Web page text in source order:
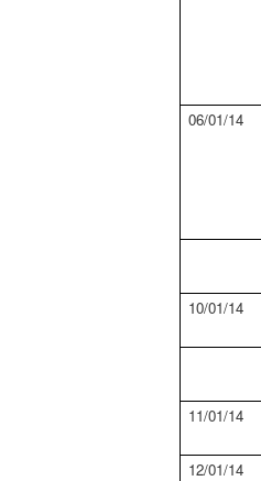
06/01/14
10/01/14
11/01/14
12/01/14